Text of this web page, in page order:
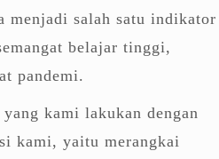
menjadi salah satu indikator
belajar tinggi,
pandemi.
kami lakukan dengan
kami, yaitu merangkai